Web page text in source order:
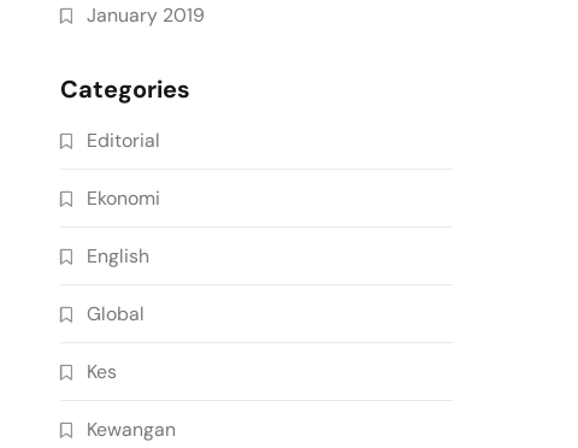
January 2019
Categories
Editorial
Ekonomi
English
Global
Kes
Kewangan